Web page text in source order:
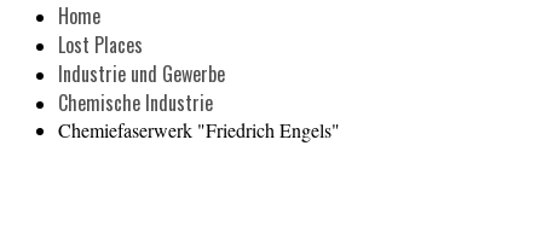
Home
Lost Places
Industrie und Gewerbe
Chemische Industrie
Chemiefaserwerk "Friedrich Engels"